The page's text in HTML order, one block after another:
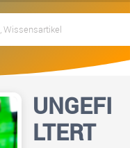
UNGEFI
LTERT